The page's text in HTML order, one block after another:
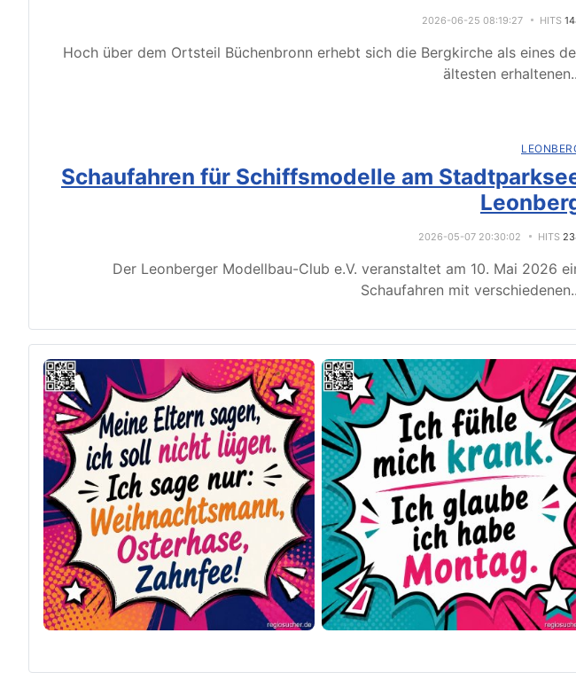
2026-06-25 08:19:27 HITS
Hoch über dem Ortsteil Büchenbronn erhebt sich die Bergkirche als eines
ältesten erhaltenen
Schaufahren für Schiffsmodelle am
2026-05-07 20:30:02 HITS
Der Leonberger Modellbau-Club e.V. veranstaltet am 10. Mai 2026
Schaufahren mit verschiedenen